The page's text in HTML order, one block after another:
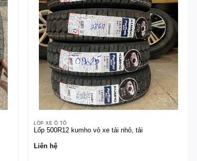
LỐP XE Ô TÔ
Lốp 500R12 kumho vỏ xe tải nhỏ, tải
Liên hệ